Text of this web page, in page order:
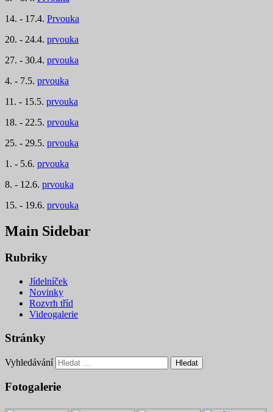
14. - 17.4. Prvouka
20. - 24.4. prvouka
27. - 30.4. prvouka
4. - 7.5. prvouka
11. - 15.5. prvouka
18. - 22.5. prvouka
25. - 29.5. prvouka
1. - 5.6. prvouka
8. - 12.6. prvouka
15. - 19.6. prvouka
Main Sidebar
Rubriky
Jídelníček
Novinky
Rozvrh tříd
Videogalerie
Stránky
Vyhledávání
Fotogalerie